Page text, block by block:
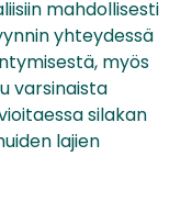
mahdollisesti
yhteydessä
myös
varsinaista
silakan
lajien